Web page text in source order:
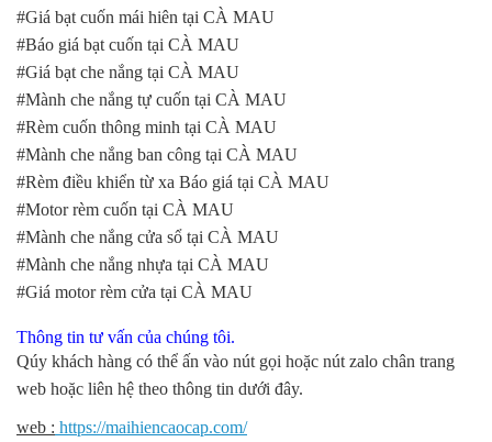
#Giá bạt cuốn mái hiên tại CÀ MAU
#Báo giá bạt cuốn tại CÀ MAU
#Giá bạt che nắng tại CÀ MAU
#Mành che nắng tự cuốn tại CÀ MAU
#Rèm cuốn thông minh tại CÀ MAU
#Mành che nắng ban công tại CÀ MAU
#Rèm điều khiển từ xa Báo giá tại CÀ MAU
#Motor rèm cuốn tại CÀ MAU
#Mành che nắng cửa sổ tại CÀ MAU
#Mành che nắng nhựa tại CÀ MAU
#Giá motor rèm cửa tại CÀ MAU
Thông tin tư vấn của chúng tôi.
Qúy khách hàng có thể ấn vào nút gọi hoặc nút zalo chân trang
web hoặc liên hệ theo thông tin dưới đây.
web : https://maihiencaocap.com/